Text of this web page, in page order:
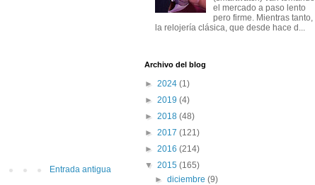
Entrada antigua
el mercado a paso lento
pero firme. Mientras tanto,
la relojería clásica, que desde hace d...
Archivo del blog
► 2024 (1)
► 2019 (4)
► 2018 (48)
► 2017 (121)
► 2016 (214)
▼ 2015 (165)
►diciembre(9)